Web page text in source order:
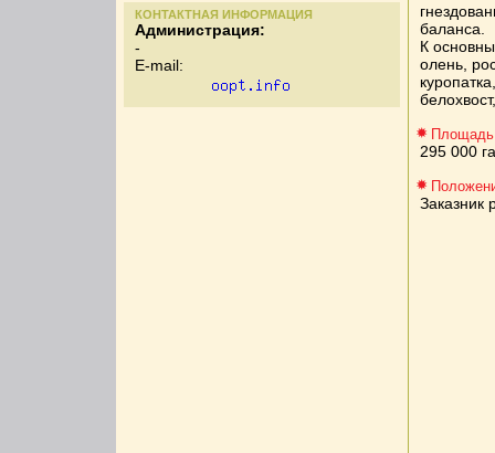
КОНТАКТНАЯ ИНФОРМАЦИЯ
Администрация:
-
E-mail:
баланса.
К
олень,
Площадь
295 000
Заказник